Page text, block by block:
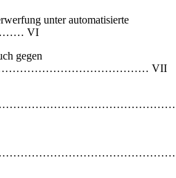
unter automatisierte
VI
gegen
VII